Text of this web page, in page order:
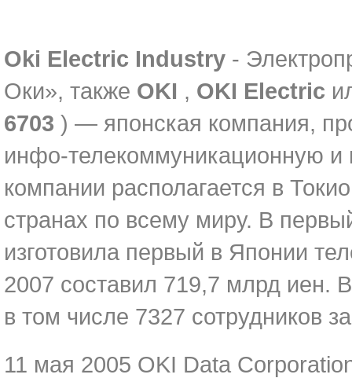
Oki Electric Industry -
Оки», также OKI , OKI Electric
6703 ) — японская компания,
инфо-телекоммуникационную и
компании располагается в
странах по всему миру. В
изготовила первый в Японии
2007 составил 719,7 млрд иен.
в том числе 7327 сотрудников
11 мая 2005 OKI Data